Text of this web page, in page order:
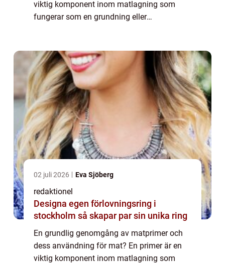
viktig komponent inom matlagning som
fungerar som en grundning eller
Primern kan vara i ...
02 juli 2026 Eva Sjöberg
redaktionel
Designa egen förlovningsring i
stockholm så skapar par sin unika ring
En grundlig genomgång av matprimer och
dess användning för mat? En primer är en
viktig komponent inom matlagning som